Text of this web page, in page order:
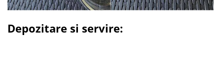
Depozitare si servire: